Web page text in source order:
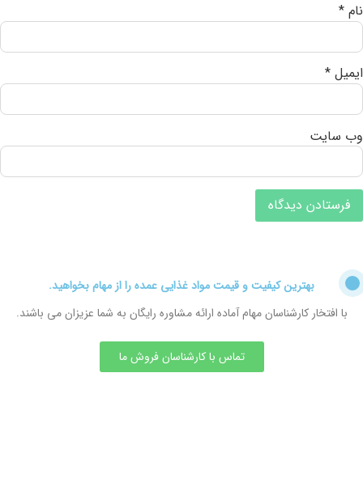
نام *
ایمیل *
وب‌ سایت
بهترین کیفیت و قیمت مواد غذایی عمده را از مهام بخواهید.
با افتخار کارشناسان مهام آماده ارائه مشاوره رایگان به شما عزیزان می باشند.
تماس با کارشناسان فروش ما